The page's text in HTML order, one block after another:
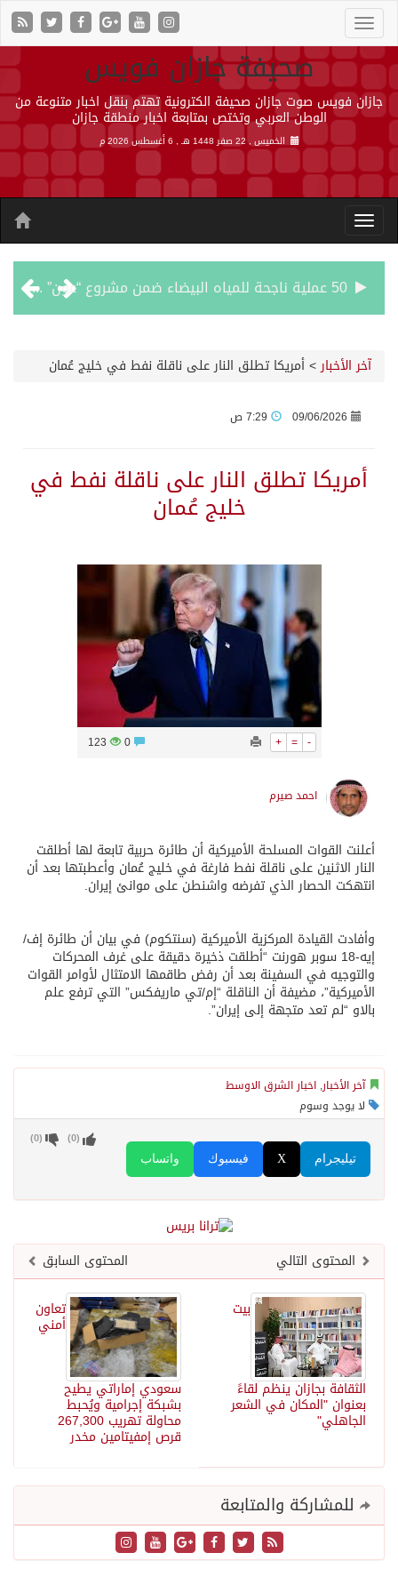
صحيفة جازان فويس
جازان فويس صوت جازان صحيفة الكترونية تهتم بنقل اخبار متنوعة من
الوطن العربي وتختص بمتابعة اخبار منطقة جازان
الخميس , 22 صفر 1448 هـ , 6 أغسطس 2026 م
50 عملية ناجحة للمياه البيضاء ضمن مشروع “عون” في جازان
آخر الأخبار>أمريكا تطلق النار على ناقلة نفط في خليج عُمان
09/06/2026
أمريكا تطلق النار على ناقلة نفط في
خليج عُمان
+ = -
0
123
احمد صيرم
أعلنت القوات المسلحة الأميركية أن طائرة حربية تابعة لها أطلقت
النار الاثنين على ناقلة نفط فارغة في خليج عُمان وأعطبتها بعد أن
انتهكت الحصار الذي تفرضه واشنطن على موانئ إيران.
وأفادت القيادة المركزية الأميركية (سنتكوم) في بيان أن طائرة إف/
إيه-18 سوبر هورنت “أطلقت ذخيرة دقيقة على غرف المحركات
والتوجيه في السفينة بعد أن رفض طاقمها الامتثال لأوامر القوات
الأميركية”، مضيفة أن الناقلة “إم/تي ماريفكس” التي ترفع علم
بالاو “لم تعد متجهة إلى إيران”.
آخر الأخبار, اخبار الشرق الاوسط
لا يوجد وسوم
واتساب فيسبوك X تيليجرام
(
0
) (
0
)
المحتوى السابق
المحتوى التالي
تعاون
أمني
سعودي إماراتي يطيح
بشبكة إجرامية ويُحبط
محاولة تهريب 267,300
قرص إمفيتامين مخدر
بيت
الثقافة بجازان ينظم لقاءً
بعنوان "المكان في الشعر
الجاهلي"
للمشاركة والمتابعة